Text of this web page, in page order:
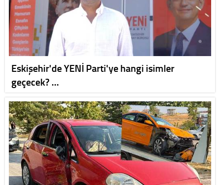
Eskişehir'de YENİ Parti'ye hangi isimler
geçecek? …